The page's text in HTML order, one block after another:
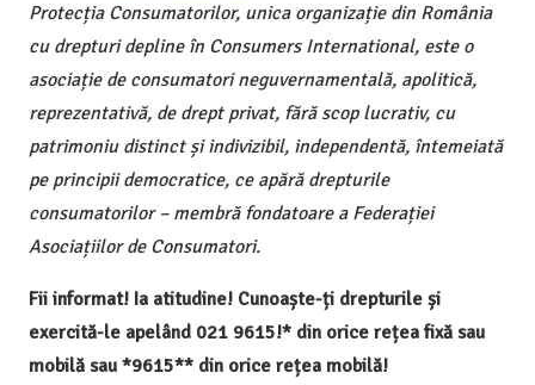
Protecția Consumatorilor, unica organizație din România
cu drepturi depline în Consumers International, este o
asociație de consumatori neguvernamentală, apolitică,
reprezentativă, de drept privat, fără scop lucrativ, cu
patrimoniu distinct și indivizibil, independentă, întemeiată
pe principii democratice, ce apără drepturile
consumatorilor – membră fondatoare a Federației
Asociațiilor de Consumatori.
Fii informat! Ia atitudine! Cunoaște-ți drepturile și
exercită-le apelând 021 9615!* din orice rețea fixă sau
mobilă sau *9615** din orice rețea mobilă!